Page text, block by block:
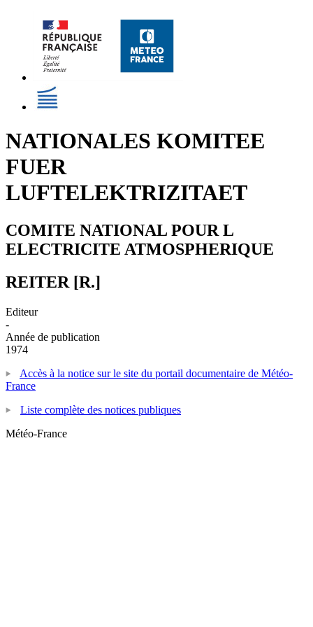
NATIONALES KOMITEE
FUER
LUFTELEKTRIZITAET
COMITE NATIONAL POUR L
ELECTRICITE ATMOSPHERIQUE
REITER [R.]
Editeur
-
Année de publication
1974
Accès à la notice sur le site du portail documentaire de Météo-
France
Liste complète des notices publiques
Météo-France